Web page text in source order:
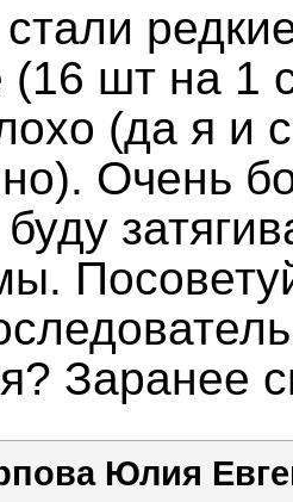
(16 шт на 1
(да я и
Очень
Заранее
Юлия